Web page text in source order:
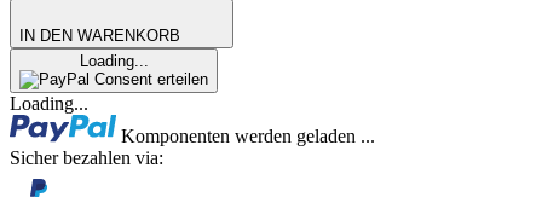
IN DEN WARENKORB
Loading...
Consent erteilen
Loading...
Komponenten werden geladen ...
Sicher bezahlen via: